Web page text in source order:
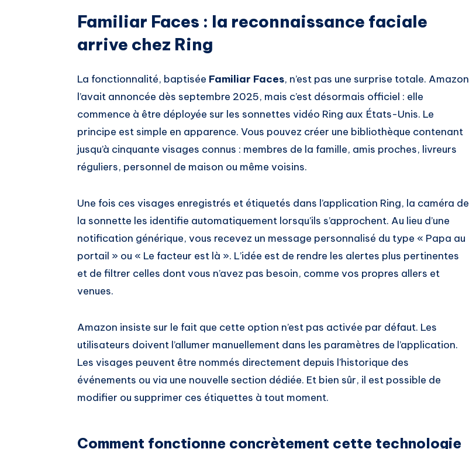
Familiar Faces : la reconnaissance faciale
arrive chez Ring
La fonctionnalité, baptisée Familiar Faces, n’est pas une surprise totale. Amazon
l’avait annoncée dès septembre 2025, mais c’est désormais officiel : elle
commence à être déployée sur les sonnettes vidéo Ring aux États-Unis. Le
principe est simple en apparence. Vous pouvez créer une bibliothèque contenant
jusqu’à cinquante visages connus : membres de la famille, amis proches, livreurs
réguliers, personnel de maison ou même voisins.
Une fois ces visages enregistrés et étiquetés dans l’application Ring, la caméra de
la sonnette les identifie automatiquement lorsqu’ils s’approchent. Au lieu d’une
notification générique, vous recevez un message personnalisé du type « Papa au
portail » ou « Le facteur est là ». L’idée est de rendre les alertes plus pertinentes
et de filtrer celles dont vous n’avez pas besoin, comme vos propres allers et
venues.
Amazon insiste sur le fait que cette option n’est pas activée par défaut. Les
utilisateurs doivent l’allumer manuellement dans les paramètres de l’application.
Les visages peuvent être nommés directement depuis l’historique des
événements ou via une nouvelle section dédiée. Et bien sûr, il est possible de
modifier ou supprimer ces étiquettes à tout moment.
Comment fonctionne concrètement cette technologie